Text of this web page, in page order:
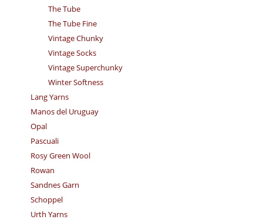
The Tube
The Tube Fine
Vintage Chunky
Vintage Socks
Vintage Superchunky
Winter Softness
Lang Yarns
Manos del Uruguay
Opal
Pascuali
Rosy Green Wool
Rowan
Sandnes Garn
Schoppel
Urth Yarns